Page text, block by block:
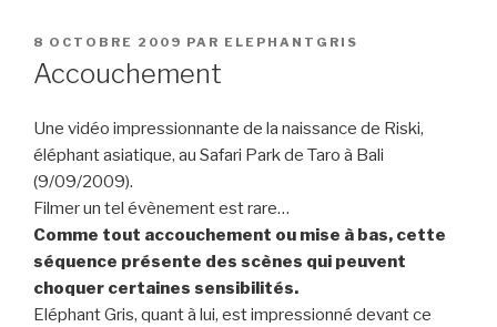
PUBLIÉ
LE
8 OCTOBRE 2009 PAR ELEPHANTGRIS
Accouchement
Une vidéo impressionnante de la naissance de Riski,
éléphant asiatique, au Safari Park de Taro à Bali
(9/09/2009).
Filmer un tel évènement est rare…
Comme tout accouchement ou mise à bas, cette
séquence présente des scènes qui peuvent
choquer certaines sensibilités.
Eléphant Gris, quant à lui, est impressionné devant ce